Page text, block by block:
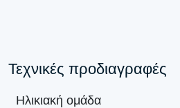
Τεχνικές προδιαγραφές
Ηλικιακή ομάδα